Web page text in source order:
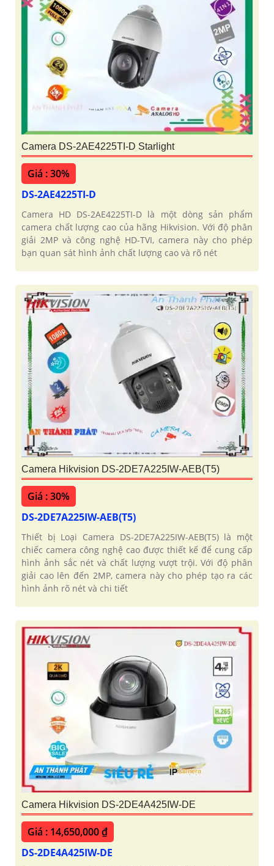
Camera DS-2AE4225TI-D Starlight
Giá : 30%
DS-2AE4225TI-D
Camera HD DS-2AE4225TI-D là một dòng sản phẩm
camera chất lượng cao của hãng Hikvision. Với độ phân
giải 2MP và công nghệ HD-TVI, camera này cho phép
bạn quan sát hình ảnh chất lượng cao và rõ nét
Camera Hikvision DS-2DE7A225IW-AEB(T5)
Giá : 30%
DS-2DE7A225IW-AEB(T5)
Thiết bị Loại Camera DS-2DE7A225IW-AEB(T5) là một
chiếc camera công nghệ cao được thiết kế để cung cấp
hình ảnh sắc nét và chất lượng vượt trội. Với độ phân
giải cao lên đến 2MP, camera này cho phép tạo ra các
hình ảnh rõ nét và chi tiết
Camera Hikvision DS-2DE4A425IW-DE
Giá : 14,650,000 ₫
DS-2DE4A425IW-DE